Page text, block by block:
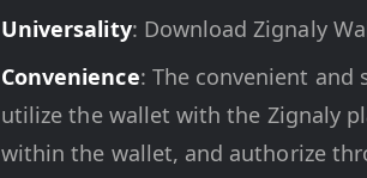
Universality: Download Zignaly
Convenience: The convenient
utilize the wallet with the Zignaly
within the wallet, and authorize